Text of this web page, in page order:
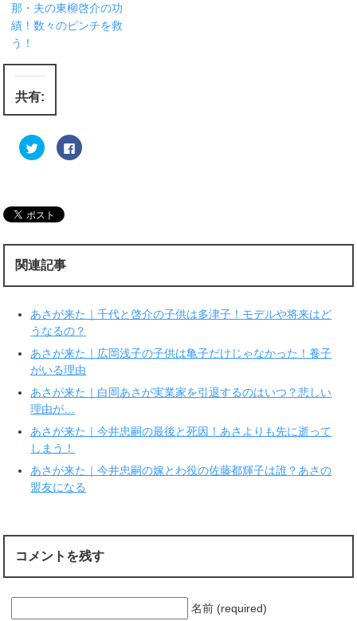
那・夫の東柳啓介の功
績！数々のピンチを救
う！
共有:
ク
リ
w
i
e
r
で
有
新
し
い
ウ
ン
ド
ウ
開
き
ま
)
F
a
す
ク
ッ
ク
し
て
く
だ
さ
い
新
ィ
ン
で
開
き
関連記事
あさが来た｜千代と啓介の子供は多津子！モデルや将来はど
うなるの？
あさが来た｜広岡浅子の子供は亀子だけじゃなかった！養子
がいる理由
あさが来た｜白岡あさが実業家を引退するのはいつ？悲しい
理由が…
あさが来た｜今井忠嗣の最後と死因！あさよりも先に逝って
しまう！
あさが来た｜今井忠嗣の嫁とわ役の佐藤都輝子は誰？あさの
盟友になる
コメントを残す
名前 (required)